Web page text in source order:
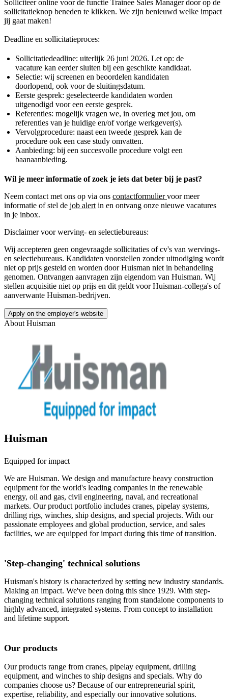
Solliciteer online voor de functie Trainee Sales Manager door op de
sollicitatieknop beneden te klikken. We zijn benieuwd welke impact
jij gaat maken!
Deadline en sollicitatieproces:
Sollicitatiedeadline: uiterlijk 26 juni 2026. Let op: de
vacature kan eerder sluiten bij een geschikte kandidaat.
Selectie: wij screenen en beoordelen kandidaten
doorlopend, ook voor de sluitingsdatum.
Eerste gesprek: geselecteerde kandidaten worden
uitgenodigd voor een eerste gesprek.
Referenties: mogelijk vragen we, in overleg met jou, om
referenties van je huidige en/of vorige werkgever(s).
Vervolgprocedure: naast een tweede gesprek kan de
procedure ook een case study omvatten.
Aanbieding: bij een succesvolle procedure volgt een
baanaanbieding.
Wil je meer informatie of zoek je iets dat beter bij je past?
Neem contact met ons op via ons contactformuliervoor meer
informatie of stel de job alert in en ontvang onze nieuwe vacatures
in je inbox.
Disclaimer voor werving- en selectiebureaus:
Wij accepteren geen ongevraagde sollicitaties of cv's van wervings-
en selectiebureaus. Kandidaten voorstellen zonder uitnodiging wordt
niet op prijs gesteld en worden door Huisman niet in behandeling
genomen. Ontvangen aanvragen zijn eigendom van Huisman. Wij
stellen acquisitie niet op prijs en dit geldt voor Huisman-collega's of
aanverwante Huisman-bedrijven.
Apply on the employer's website
About Huisman
Huisman
Equipped for impact
We are Huisman. We design and manufacture heavy construction
equipment for the world's leading companies in the renewable
energy, oil and gas, civil engineering, naval, and recreational
markets. Our product portfolio includes cranes, pipelay systems,
drilling rigs, winches, ship designs, and special projects. With our
passionate employees and global production, service, and sales
facilities, we are equipped for impact during this time of transition.
'Step-changing' technical solutions
Huisman's history is characterized by setting new industry standards.
Making an impact. We've been doing this since 1929. With step-
changing technical solutions ranging from standalone components to
highly advanced, integrated systems. From concept to installation
and lifetime support.
Our products
Our products range from cranes, pipelay equipment, drilling
equipment, and winches to ship designs and specials. Why do
companies choose us? Because of our entrepreneurial spirit,
expertise, reliability, and especially our innovative solutions.